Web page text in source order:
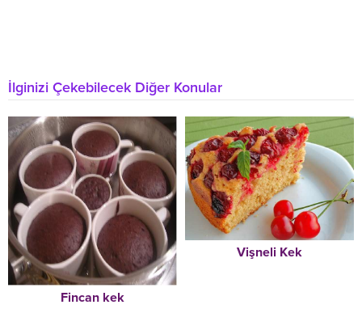
İlginizi Çekebilecek Diğer Konular
Fincan kek
Vişneli Kek